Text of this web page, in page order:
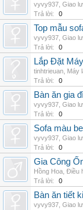
vyvy937 Giao
Trả lời:
0
Top mẫu
vyvy937 Giao
Trả lời:
0
Lắp Đặt
tinhtrieuan Máy
Trả lời:
0
Bàn ăn gia
vyvy937 Giao
Trả lời:
0
Sofa màu
vyvy937 Giao
Trả lời:
0
Gia Công
Hồng Hoa Điều
Trả lời:
0
Bàn ăn tiết
vyvy937 Giao